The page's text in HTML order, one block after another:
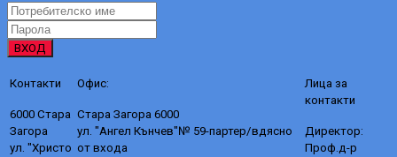
ВХОД
Контакти
6000 Стара
Загора
ул. "Христо
Офис:
Стара Загора 6000
ул. "Ангел Кънчев"№ 59-партер/вдясно
от входа
Лица за
контакти
Директор:
Проф.д-р